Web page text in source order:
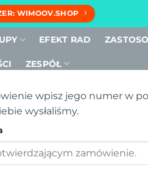
WIMOOV.SHOP
EFEKT RAD
ZESPÓŁ
wpisz jego numer w
wysłaliśmy.